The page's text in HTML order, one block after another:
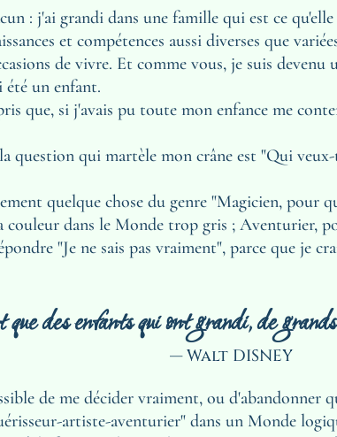
: j'ai grandi dans une famille qui est ce
et compétences aussi diverses que
de vivre. Et comme vous, je suis devenu
été un enfant.
que, si j'avais pu toute mon enfance me
question qui martèle mon crâne est "Qui
quelque chose du genre "Magicien,
dans le Monde trop gris ; Aventurier,
"Je ne sais pas vraiment", parce que je
des enfants qui ont grandi, de
— Walt DISNEY
de me décider vraiment, ou d'abandonner
artiste-aventurier" dans un Monde